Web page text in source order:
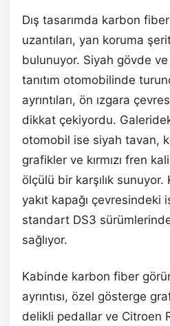
Dış tasarımda karbon
uzantıları, yan koruma
bulunuyor. Siyah gövde
tanıtım otomobilinde
ayrıntıları, ön ızgara
dikkat çekiyordu.
otomobil ise siyah tavan,
grafikler ve kırmızı fren
ölçülü bir karşılık sunuyor.
yakıt kapağı çevresindeki
standart DS3
sağlıyor.
Kabinde karbon fiber
ayrıntısı, özel gösterge
delikli pedallar ve Citroen